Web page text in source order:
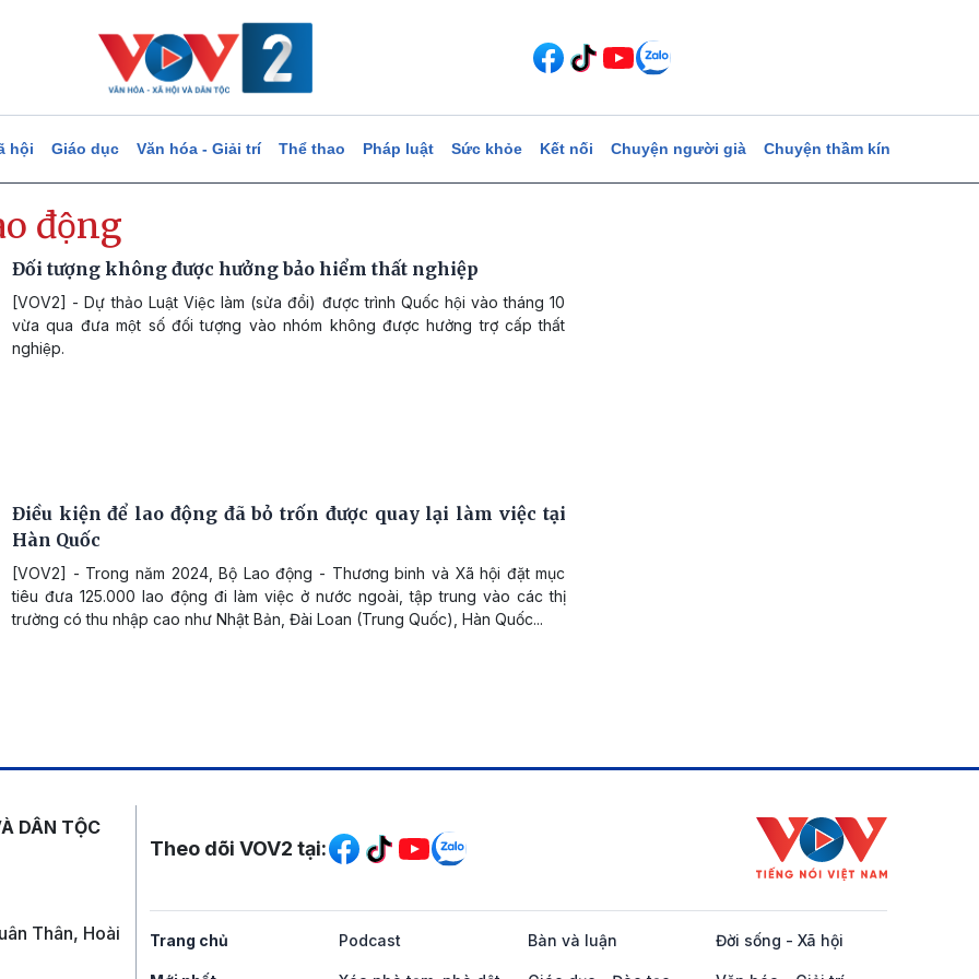
hội Giáo dục Văn hóa - Giải trí Thể thao Pháp luật Sức khỏe Kết nối Chuyện người già Chuyện thầm kín
động
Đối tượng không được hưởng bảo hiểm thất nghiệp
[VOV2] - Dự thảo Luật Việc làm (sửa đổi) được trình Quốc hội vào tháng 10
vừa qua đưa một số đối tượng vào nhóm không được hưởng trợ cấp thất
nghiệp.
Điều kiện để lao động đã bỏ trốn được quay lại làm việc tại
Hàn Quốc
[VOV2] - Trong năm 2024, Bộ Lao động - Thương binh và Xã hội đặt mục
tiêu đưa 125.000 lao động đi làm việc ở nước ngoài, tập trung vào các thị
trường có thu nhập cao như Nhật Bản, Đài Loan (Trung Quốc), Hàn Quốc...
DÂN TỘC
Thân, Hoài
Mạng xã hội
Theo dõi VOV2 tại:
Trang chủ Podcast Bàn và luận Đời sống - Xã hội